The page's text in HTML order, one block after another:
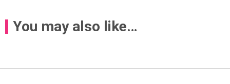
You may also like…